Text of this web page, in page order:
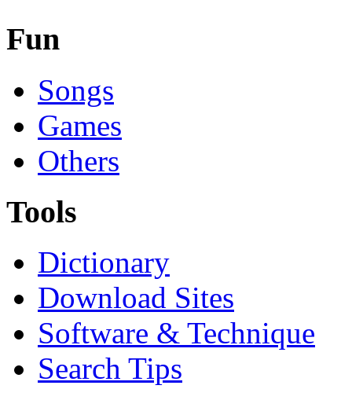
Fun
Songs
Games
Others
Tools
Dictionary
Download Sites
Software & Technique
Search Tips